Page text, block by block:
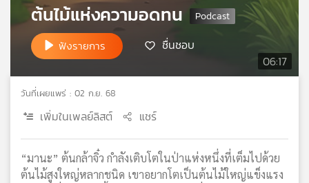
เครือ
พี
เอส
แผนที่
วิทยุ
06:17
ต้นไม้แห่งความอดทน
ฟังรายการ ชื่นชอบ
วันที่เผยแพร่ : 02 ก.ย. 68
เพิ่มในเพลย์ลิสต์ แชร์
“มานะ” ต้นกล้าจิ๋ว กำลังเติบโตในป่าแห่งหนึ่งที่เต็มไปด้วย
ต้นไม้สูงใหญ่หลากชนิด เขาอยากโตเป็นต้นไม้ใหญ่แข็งแรง